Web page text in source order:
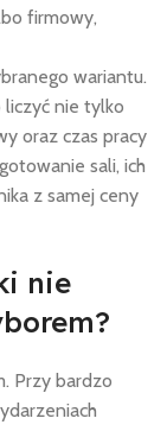
firmowy,
wariantu.
nie tylko
oraz czas pracy
sali, ich
z samej ceny
nie
Przy bardzo